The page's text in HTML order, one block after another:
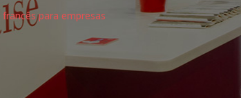
para empresas